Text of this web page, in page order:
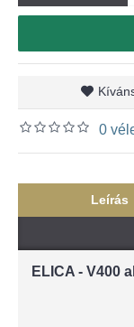
0
Leírás
ELICA - V400